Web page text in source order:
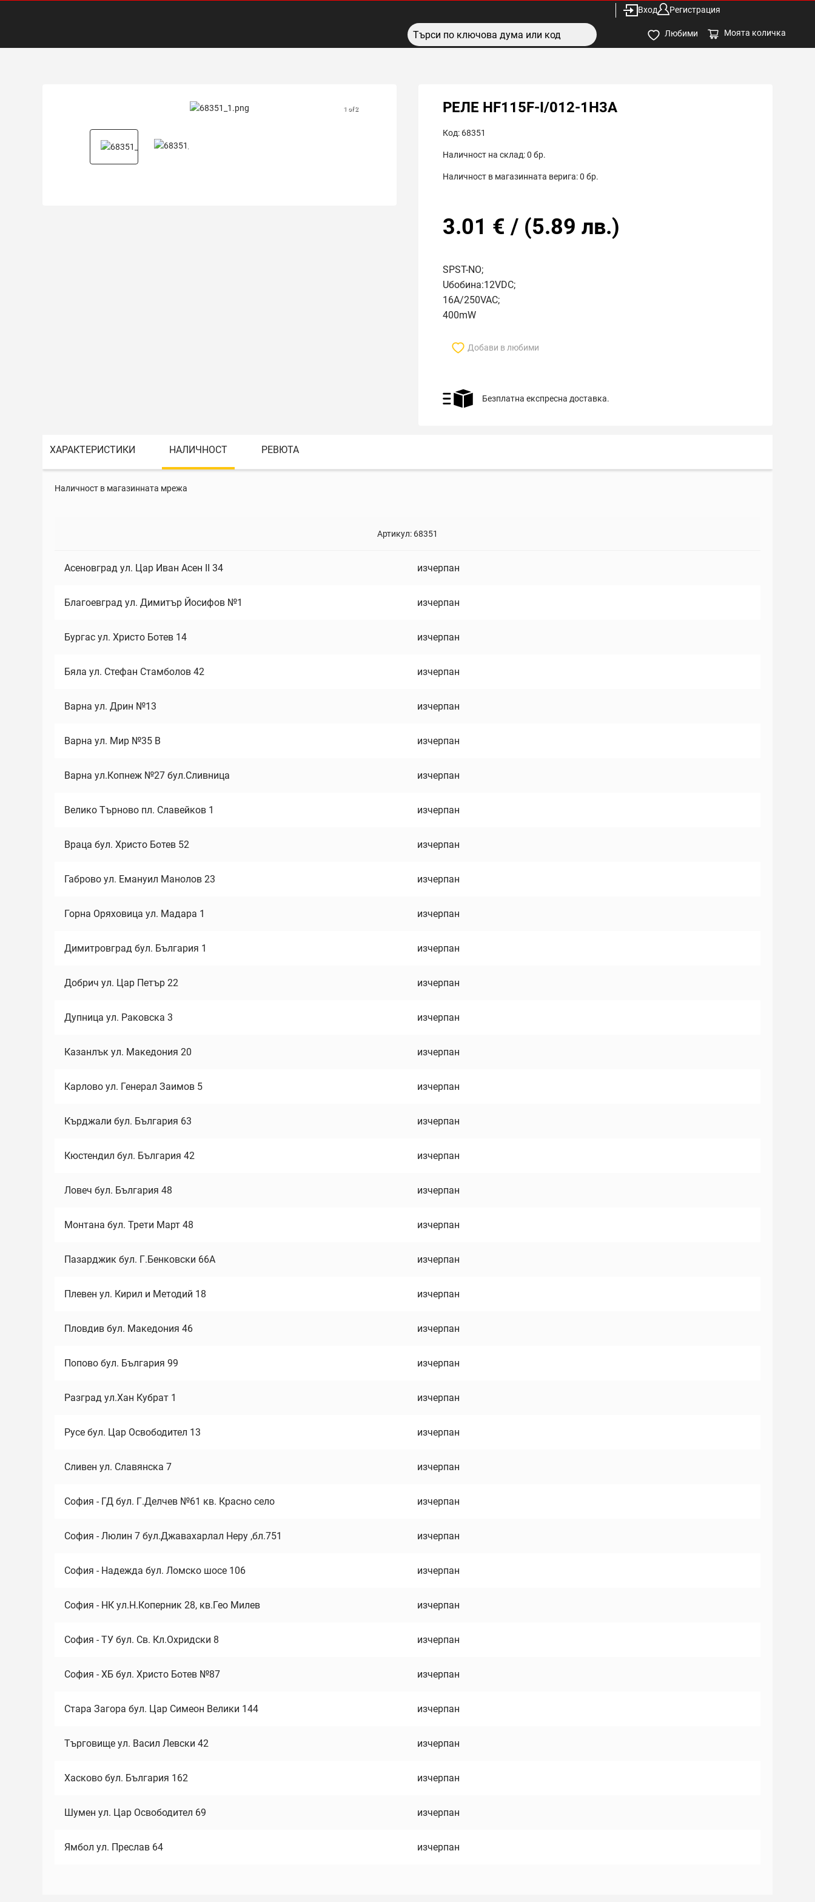
Вход Регистрация
Любими Моята количка
1 of 2 РЕЛЕ HF115F-I/012-1H3A
Код: 68351
Наличност на склад:0 бр.
Наличност в магазинната верига:0 бр.
3.01 € / (5.89 лв.)
SPST-NO;
Uбобина:12VDC;
16A/250VAC;
400mW
Добави в любими
Безплатна експресна доставка.
ХАРАКТЕРИСТИКИ НАЛИЧНОСТ РЕВЮТА
Наличност в магазинната мрежа
Артикул: 68351
Асеновград ул. Цар Иван Асен II 34 изчерпан
Благоевград ул. Димитър Йосифов №1 изчерпан
Бургас ул. Христо Ботев 14 изчерпан
Бяла ул. Стефан Стамболов 42 изчерпан
Варна ул. Дрин №13 изчерпан
Варна ул. Мир №35 В изчерпан
Варна ул.Копнеж №27 бул.Сливница изчерпан
Велико Търново пл. Славейков 1 изчерпан
Враца бул. Христо Ботев 52 изчерпан
Габрово ул. Емануил Манолов 23 изчерпан
Горна Оряховица ул. Мадара 1 изчерпан
Димитровград бул. България 1 изчерпан
Добрич ул. Цар Петър 22 изчерпан
Дупница ул. Раковска 3 изчерпан
Казанлък ул. Македония 20 изчерпан
Карлово ул. Генерал Заимов 5 изчерпан
Кърджали бул. България 63 изчерпан
Кюстендил бул. България 42 изчерпан
Ловеч бул. България 48 изчерпан
Монтана бул. Трети Март 48 изчерпан
Пазарджик бул. Г.Бенковски 66А изчерпан
Плевен ул. Кирил и Методий 18 изчерпан
Пловдив бул. Македония 46 изчерпан
Попово бул. България 99 изчерпан
Разград ул.Хан Кубрат 1 изчерпан
Русе бул. Цар Освободител 13 изчерпан
Сливен ул. Славянска 7 изчерпан
София - ГД бул. Г.Делчев №61 кв. Красно село изчерпан
София - Люлин 7 бул.Джавахарлал Неру ,бл.751 изчерпан
София - Надежда бул. Ломско шосе 106 изчерпан
София - НК ул.Н.Коперник 28, кв.Гео Милев изчерпан
София - ТУ бул. Св. Кл.Охридски 8 изчерпан
София - ХБ бул. Христо Ботев №87 изчерпан
Стара Загора бул. Цар Симеон Велики 144 изчерпан
Търговище ул. Васил Левски 42 изчерпан
Хасково бул. България 162 изчерпан
Шумен ул. Цар Освободител 69 изчерпан
Ямбол ул. Преслав 64 изчерпан